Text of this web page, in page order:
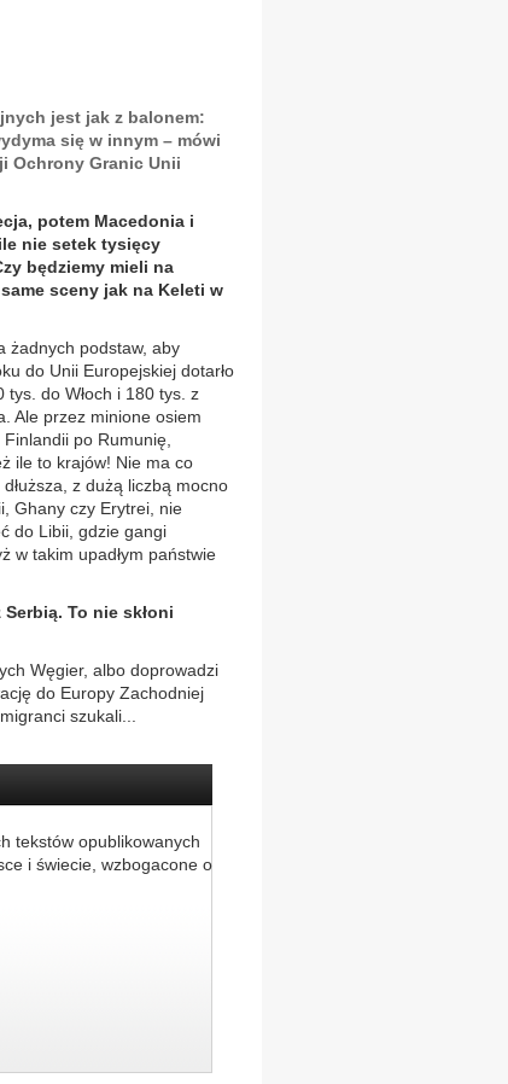
jest jak z balonem:
się w innym – mówi
Ochrony Granic Unii
potem Macedonia i
nie setek tysięcy
będziemy mieli na
sceny jak na Keleti w
żadnych podstaw, aby
do Unii Europejskiej dotarło
tys. do Włoch i 180 tys. z
Ale przez minione osiem
po Rumunię,
ile to krajów! Nie ma co
z dużą liczbą mocno
Ghany czy Erytrei, nie
do Libii, gdzie gangi
w takim upadłym państwie
To nie skłoni
Węgier, albo doprowadzi
do Europy Zachodniej
szukali...
tekstów opublikowanych
i świecie, wzbogacone o